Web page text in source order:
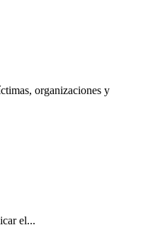
organizaciones y
el...